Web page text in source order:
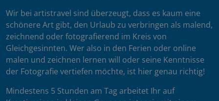
Wir bei artistravel sind überzeugt, dass es kaum eine
schönere Art gibt, den Urlaub zu verbringen als malend,
zeichnend oder fotografierend im Kreis von
Gleichgesinnten. Wer also in den Ferien oder online
malen und zeichnen lernen will oder seine Kenntnisse
der Fotografie vertiefen möchte, ist hier genau richtig!
Mindestens 5 Stunden am Tag arbeitet Ihr auf